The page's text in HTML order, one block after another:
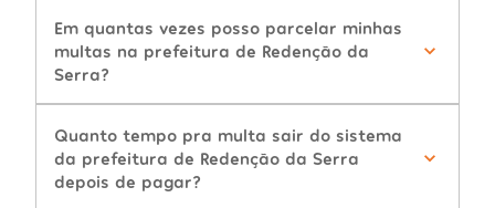
Em quantas vezes posso parcelar minhas
multas na prefeitura de Redenção da
Serra?
Quanto tempo pra multa sair do sistema
da prefeitura de Redenção da Serra
depois de pagar?